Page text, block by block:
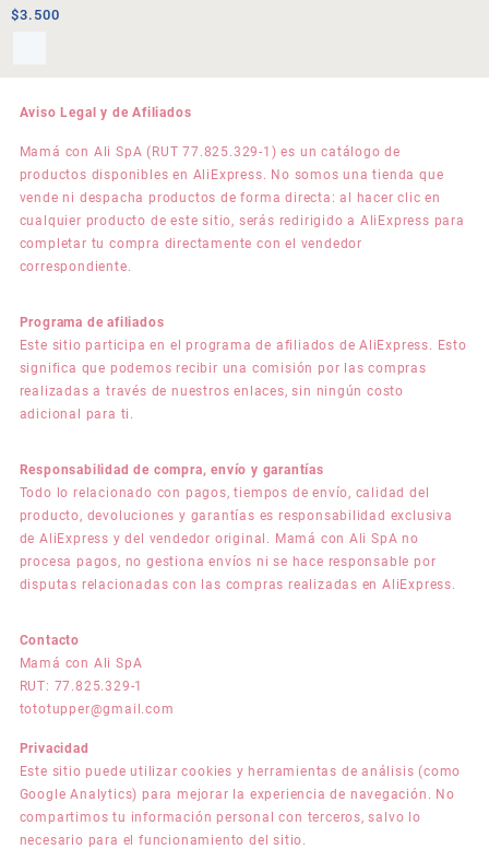
$3.500
Aviso Legal y de Afiliados
Mamá con Ali SpA (RUT 77.825.329-1) es un catálogo de
productos disponibles en AliExpress. No somos una tienda que
vende ni despacha productos de forma directa: al hacer clic en
cualquier producto de este sitio, serás redirigido a AliExpress para
completar tu compra directamente con el vendedor
correspondiente.
Programa de afiliados
Este sitio participa en el programa de afiliados de AliExpress. Esto
significa que podemos recibir una comisión por las compras
realizadas a través de nuestros enlaces, sin ningún costo
adicional para ti.
Responsabilidad de compra, envío y garantías
Todo lo relacionado con pagos, tiempos de envío, calidad del
producto, devoluciones y garantías es responsabilidad exclusiva
de AliExpress y del vendedor original. Mamá con Ali SpA no
procesa pagos, no gestiona envíos ni se hace responsable por
disputas relacionadas con las compras realizadas en AliExpress.
Contacto
Mamá con Ali SpA
RUT: 77.825.329-1
tototupper@gmail.com
Privacidad
Este sitio puede utilizar cookies y herramientas de análisis (como
Google Analytics) para mejorar la experiencia de navegación. No
compartimos tu información personal con terceros, salvo lo
necesario para el funcionamiento del sitio.